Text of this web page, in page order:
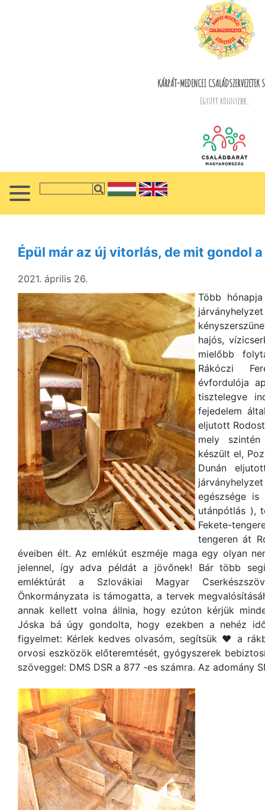
KÁRPÁT-MEDENCEI CSALÁDSZERVEZETEK
Együtt könnyebb...
Épül már az új vitorlás, de mit gondol
2021. április 26.
Több
hajós,
mielőbb
Rákóczi
évfordulója
tisztelegve
fejedelem
eljutott
mely
készült el,
Dunán
egészsége
utánpótlás ),
Fekete-
tengeren át
éveiben élt. Az emlékút eszméje maga egy olyan
jelennel, így adva példát a jövőnek! Bár több
emléktúrát a Szlovákiai Magyar
Önkormányzata is támogatta, a tervek
annak kellett volna állnia, hogy ezúton kérjük
Jóska bá úgy gondolta, hogy ezekben a nehéz
figyelmet: Kérlek kedves olvasóm, segítsük ❤ a
orvosi eszközök előteremtését, gyógyszerek
szöveggel: DMS DSR a 877 -es számra. Az adomány